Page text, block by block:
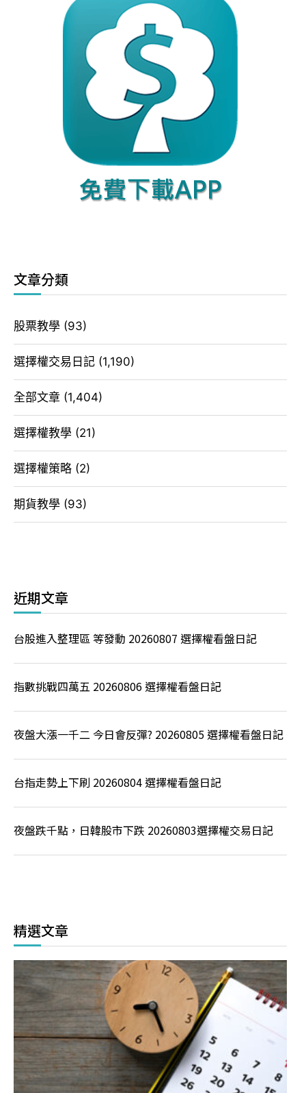
文章分類
股票教學 (93)
選擇權交易日記 (1,190)
全部文章 (1,404)
選擇權教學 (21)
選擇權策略 (2)
期貨教學 (93)
近期文章
台股進入整理區 等發動 20260807 選擇權看盤日記
指數挑戰四萬五 20260806 選擇權看盤日記
夜盤大漲一千二 今日會反彈? 20260805 選擇權看盤日記
台指走勢上下刷 20260804 選擇權看盤日記
夜盤跌千點，日韓股市下跌 20260803選擇權交易日記
精選文章